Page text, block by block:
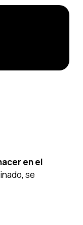
en el
se